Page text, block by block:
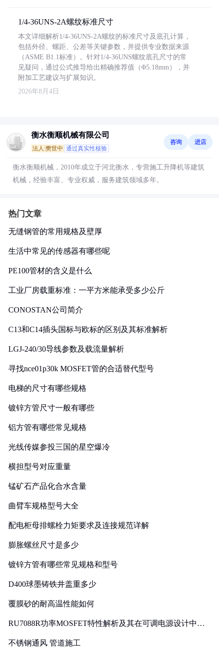
1/4-36UNS-2A螺纹标准尺寸
本文详细解析1/4-36UNS-2A螺纹的标准尺寸及底孔计算，
包括外径、螺距、公差等关键参数，并提供专业数据来源
（ASME B1.1标准）。针对1/4-36UNS螺纹底孔尺寸的常
见疑问，通过公式推导给出精确推荐值（Φ5.18mm），并
附加工艺建议与扩展知识。
2026年8月4日
衡水衡顺机械有限公司
法人:樊世中 通过真实性核验
咨询 进店
衡水衡顺机械，2010年成立于河北衡水，专营施工升降机等建筑
机械，经验丰富、专业权威，服务建筑领域多年。
热门文章
无缝钢管的常用规格及壁厚
生活中常见的传感器有哪些呢
PE100管材的含义是什么
工业厂房载重标准：一平方米能承受多少公斤
CONOSTAN公司简介
C13和C14插头国标与欧标的区别及其标准解析
LGJ-240/30导线参数及载流量解析
寻找nce01p30k MOSFET管的合适替代型号
电梯的尺寸有哪些规格
镀锌方管尺寸一般有哪些
铝方管有哪些常见规格
光线传媒参投三国的星空爆冷
横担型号对应重量
锰矿石产品化合水含量
曲臂车规格型号大全
配电柜母排螺栓力矩要求及连接规范详解
膨胀螺丝尺寸是多少
镀锌方管有哪些常见规格和型号
D400球墨铸铁井盖重多少
覆膜砂的耐高温性能如何
RU7088R功率MOSFET特性解析及其在可调电源设计中的
不锈钢通风 管道施工